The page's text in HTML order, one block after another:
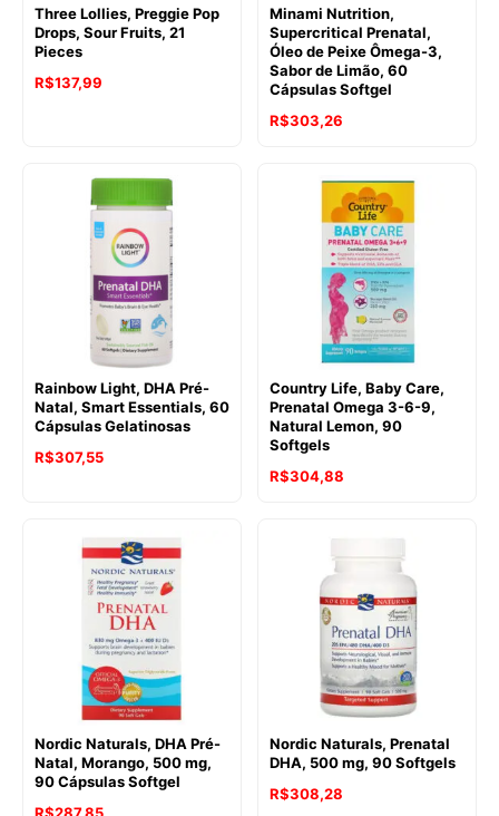
Three Lollies, Preggie Pop
Drops, Sour Fruits, 21
Pieces
R$137,99
Minami Nutrition,
Supercritical Prenatal,
Óleo de Peixe Ômega-3,
Sabor de Limão, 60
Cápsulas Softgel
R$303,26
Rainbow Light, DHA Pré-
Natal, Smart Essentials, 60
Cápsulas Gelatinosas
R$307,55
Country Life, Baby Care,
Prenatal Omega 3-6-9,
Natural Lemon, 90
Softgels
R$304,88
Nordic Naturals, DHA Pré-
Natal, Morango, 500 mg,
90 Cápsulas Softgel
Nordic Naturals, Prenatal
DHA, 500 mg, 90 Softgels
R$308,28